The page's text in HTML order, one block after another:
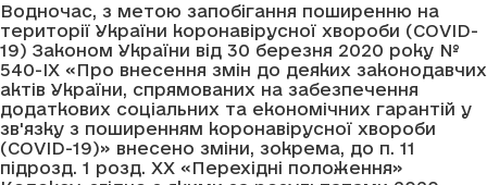
Водночас, з метою запобігання поширенню на
території України коронавірусної хвороби (COVID-
19) Законом України від 30 березня 2020 року №
540-IX «Про внесення змін до деяких законодавчих
актів України, спрямованих на забезпечення
додаткових соціальних та економічних гарантій у
зв'язку з поширенням коронавірусної хвороби
(COVID-19)» внесено зміни, зокрема, до п. 11
підрозд. 1 розд. XX «Перехідні положення»